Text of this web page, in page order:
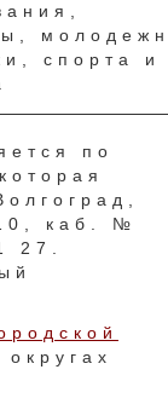
спорта и
по
каб. №
27.